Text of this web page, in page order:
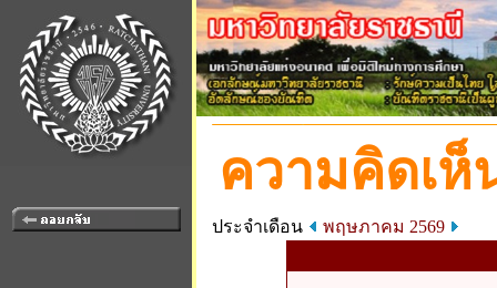
ความคิดเห็
ประจำเดือน พฤษภาคม 2569